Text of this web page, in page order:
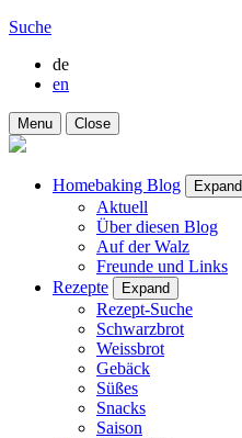
Suche
de
en
Menu Close
Homebaking Blog Expand
Aktuell
Über diesen Blog
Auf der Walz
Freunde und Links
Rezepte
Expand
Rezept-Suche
Schwarzbrot
Weissbrot
Gebäck
Süßes
Snacks
Saison